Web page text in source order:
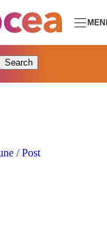
Search
/ Post